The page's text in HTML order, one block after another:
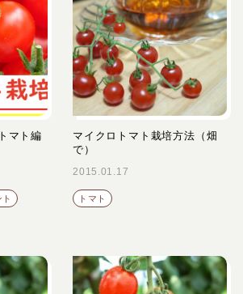
マト編
マイクロトマト栽培方法（畑
で）
2015.01.17
トマト